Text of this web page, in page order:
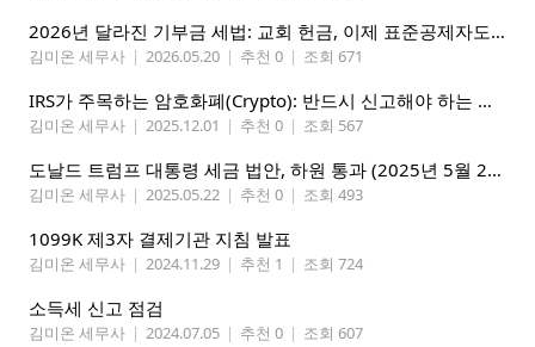
2026년 달라진 기부금 세법: 교회 헌금, 이제 표준공제자도 혜택 받는다
김미온 세무사 | 2026.05.20 | 추천 0 | 조회 671
IRS가 주목하는 암호화폐(Crypto): 반드시 신고해야 하는 이유와 방법
김미온 세무사 | 2025.12.01 | 추천 0 | 조회 567
도날드 트럼프 대통령 세금 법안, 하원 통과 (2025년 5월 22일)
김미온 세무사 | 2025.05.22 | 추천 0 | 조회 493
1099K 제3자 결제기관 지침 발표
김미온 세무사 | 2024.11.29 | 추천 1 | 조회 724
소득세 신고 점검
김미온 세무사 | 2024.07.05 | 추천 0 | 조회 607